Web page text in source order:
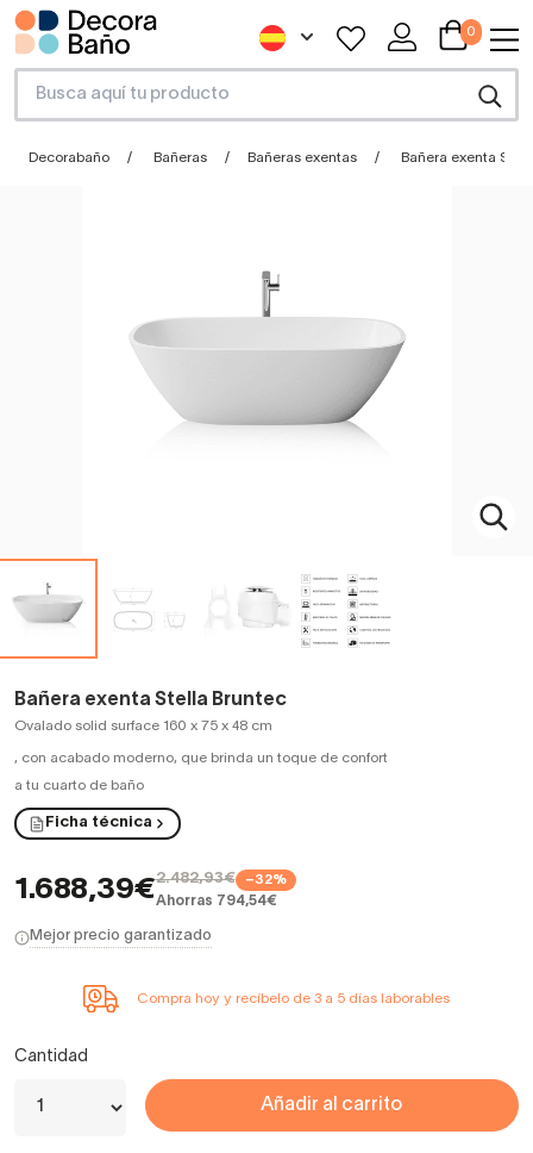
0
Decorabaño Bañeras Bañeras exentas Bañera exenta
Bañera exenta Stella Bruntec
Ovalado solid surface 160 x 75 x 48 cm
, con acabado moderno, que brinda un toque de confort
a tu cuarto de baño
Ficha técnica
1.688,39€2.482,93€ −32%
Ahorras 794,54€
Mejor precio garantizado
Compra hoy y recíbelo de 3 a 5 días laborables
Cantidad
Añadir al carrito